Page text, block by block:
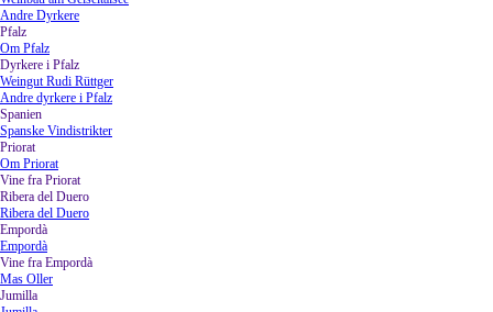
Andre Dyrkere
Pfalz
Om Pfalz
Dyrkere i Pfalz
Weingut Rudi Rüttger
Andre dyrkere i Pfalz
Spanien
Spanske Vindistrikter
Priorat▼
Om Priorat
Vine fra Priorat
Ribera del Duero
Ribera del Duero
Empordà
Empordà
Vine fra Empordà
Mas Oller
Jumilla